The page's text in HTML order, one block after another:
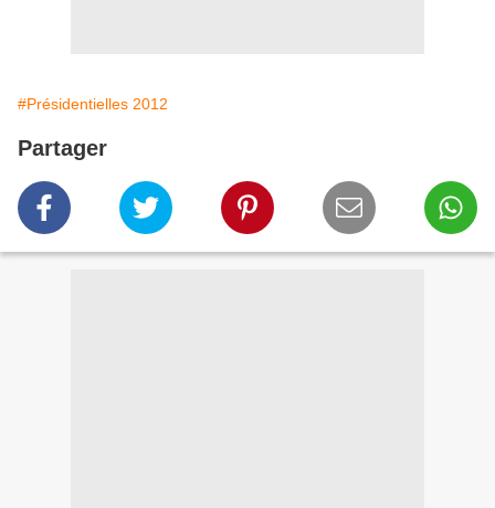
#Présidentielles 2012
Partager